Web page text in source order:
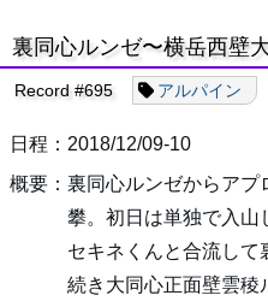
裏同心ルンゼ〜横岳西壁
Record #695 アルパイン
日程：2018/12/09-10
概要：裏同心ルンゼからアプ
攀。初日は単独で入山
セキネくんと合流して
続き大同心正面壁雲稜